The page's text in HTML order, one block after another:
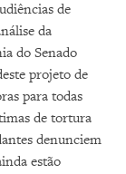
de
da
do Senado
projeto de
para todas
de tortura
denunciem
estão